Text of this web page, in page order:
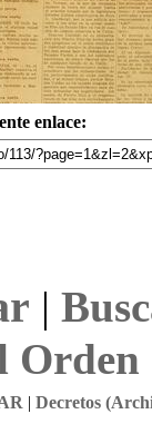
enlace:
|
Orden
| Decretos